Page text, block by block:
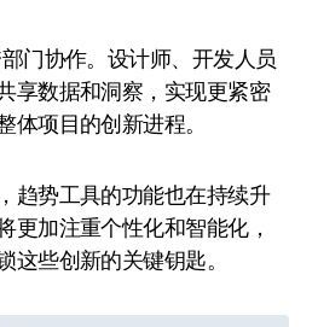
门协作。设计师、开发人员
享数据和洞察，实现更紧密
体项目的创新进程。
趋势工具的功能也在持续升
更加注重个性化和智能化，
这些创新的关键钥匙。